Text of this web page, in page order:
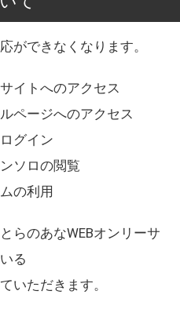
ができなくなります。
イトへのアクセス
ページへのアクセス
グイン
ソロの閲覧
の利用
らのあなWEBオンリーサ
る
いただきます。